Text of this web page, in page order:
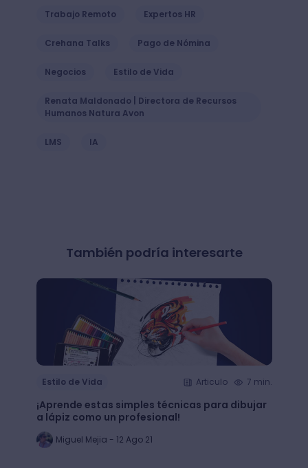
Trabajo Remoto Expertos HR
Crehana Talks Pago de Nómina
Negocios Estilo de Vida
Renata Maldonado | Directora de Recursos
Humanos Natura Avon
LMS IA
También podría interesarte
Estilo de Vida Articulo 7 min.
¡Aprende estas simples técnicas para dibujar
a lápiz como un profesional!
Miguel Mejia - 12 Ago 21